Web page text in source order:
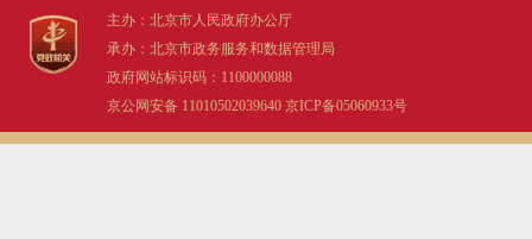
ESPAÑOL
ITALIANO
主办：北京市人民政府办公厅
承办：北京市政务服务和数据管理局
政府网站标识码：1100000088
京公网安备 11010502039640 京ICP备05060933号